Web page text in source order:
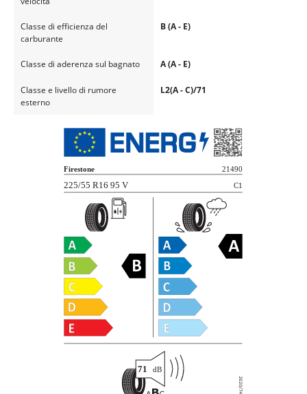
Classe di efficienza del
carburante
B (A - E)
Classe di aderenza sul bagnato A (A - E)
Classe e livello di rumore
esterno
L2(A - C)/71